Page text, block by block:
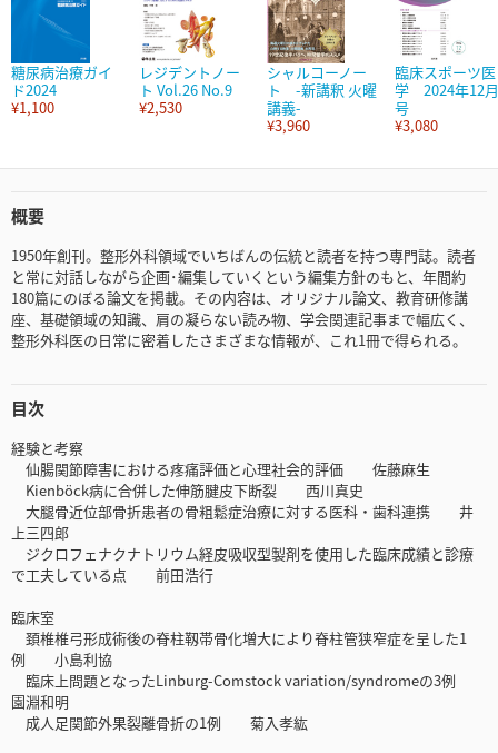
糖尿病治療ガイ
ド2024
¥1,100
レジデントノー
ト Vol.26 No.9
¥2,530
シャルコーノー
ト -新講釈 火曜
講義-
¥3,960
臨床スポーツ医
学 2024年12月
号
¥3,080
概要
1950年創刊。整形外科領域でいちばんの伝統と読者を持つ専門誌。読者
と常に対話しながら企画･編集していくという編集方針のもと、年間約
180篇にのぼる論文を掲載。その内容は、オリジナル論文、教育研修講
座、基礎領域の知識、肩の凝らない読み物、学会関連記事まで幅広く、
整形外科医の日常に密着したさまざまな情報が、これ1冊で得られる。
目次
経験と考察
仙腸関節障害における疼痛評価と心理社会的評価 佐藤麻生
Kienböck病に合併した伸筋腱皮下断裂 西川真史
大腿骨近位部骨折患者の骨粗鬆症治療に対する医科・歯科連携 井
上三四郎
ジクロフェナクナトリウム経皮吸収型製剤を使用した臨床成績と診療
で工夫している点 前田浩行
臨床室
頚椎椎弓形成術後の脊柱靱帯骨化増大により脊柱管狭窄症を呈した1
例 小島利協
臨床上問題となったLinburg-Comstock variation/syndromeの3例
園淵和明
成人足関節外果裂離骨折の1例 菊入孝紘